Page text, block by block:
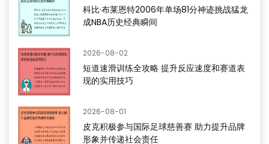
科比·布莱恩特2006年单场81分神迹挑战猛龙
成NBA历史经典瞬间
2026-08-02
短道速滑训练全攻略 提升反应速度和赛道表
现的实用技巧
2026-08-01
皮克积极参与国际足球慈善赛 助力提升品牌
形象并传递社会责任